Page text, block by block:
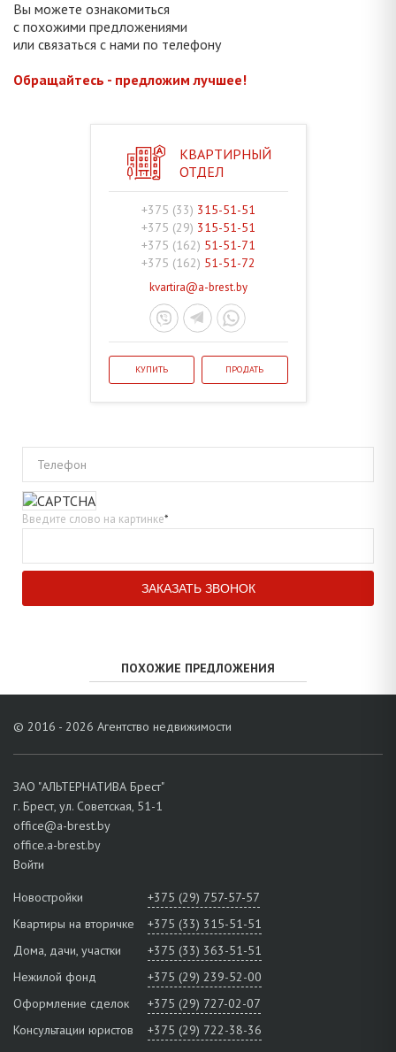
Вы можете ознакомиться
с похожими предложениями
или связаться с нами по телефону
Обращайтесь - предложим лучшее!
КВАРТИРНЫЙ
ОТДЕЛ
+375 (33) 315-51-51
+375 (29) 315-51-51
+375 (162) 51-51-71
+375 (162) 51-51-72
kvartira@a-brest.by
КУПИТЬ ПРОДАТЬ
Телефон
Введите слово на картинке*
ПОХОЖИЕ ПРЕДЛОЖЕНИЯ
© 2016 - 2026 Агентство недвижимости
ЗАО "АЛЬТЕРНАТИВА Брест"
г. Брест, ул. Советская, 51-1
office@a-brest.by
office.a-brest.by
Войти
Новостройки
+375 (29) 757-57-57
Квартиры на вторичке
+375 (33) 315-51-51
Дома, дачи, участки
+375 (33) 363-51-51
Нежилой фонд
+375 (29) 239-52-00
Оформление сделок
+375 (29) 727-02-07
Консультации юристов
+375 (29) 722-38-36